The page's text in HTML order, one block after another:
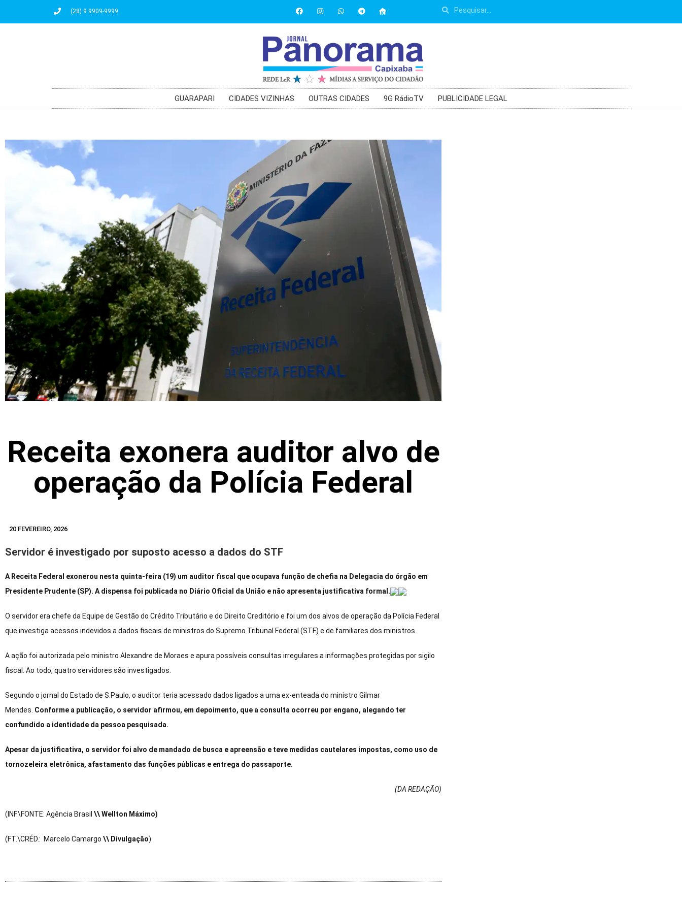
(28) 9 9909-9999
GUARAPARI CIDADES VIZINHAS OUTRAS CIDADES 9G RádioTV PUBLICIDADE LEGAL
Receita exonera auditor alvo de
operação da Polícia Federal
20 FEVEREIRO, 2026
Servidor é investigado por suposto acesso a dados do STF
A Receita Federal exonerou nesta quinta-feira (19) um auditor fiscal que ocupava função de chefia na Delegacia do órgão em
Presidente Prudente (SP). A dispensa foi publicada no Diário Oficial da União e não apresenta justificativa formal.
O servidor era chefe da Equipe de Gestão do Crédito Tributário e do Direito Creditório e foi um dos alvos de operação da Polícia Federal
que investiga acessos indevidos a dados fiscais de ministros do Supremo Tribunal Federal (STF) e de familiares dos ministros.
A ação foi autorizada pelo ministro Alexandre de Moraes e apura possíveis consultas irregulares a informações protegidas por sigilo
fiscal. Ao todo, quatro servidores são investigados.
Segundo o jornal do Estado de S.Paulo, o auditor teria acessado dados ligados a uma ex-enteada do ministro Gilmar
Mendes. Conforme a publicação, o servidor afirmou, em depoimento, que a consulta ocorreu por engano, alegando ter
confundido a identidade da pessoa pesquisada.
Apesar da justificativa, o servidor foi alvo de mandado de busca e apreensão e teve medidas cautelares impostas, como uso de
tornozeleira eletrônica, afastamento das funções públicas e entrega do passaporte.
(DA REDAÇÃO)
(INF.\FONTE: Agência Brasil \\ Wellton Máximo)
(FT.\CRÉD.: Marcelo Camargo \\ Divulgação)